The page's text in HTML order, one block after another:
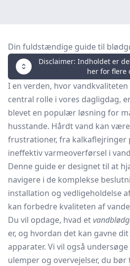
Din fuldstændige guide til
Disclaimer: Indholdet er
her for flere
I en verden, hvor
central rolle i vores dagligdag,
blevet en populær løsning for
husstande. Hårdt vand kan
frustrationer, fra kalkaflejringer
ineffektiv varmeoverførsel i
Denne guide er designet til at
navigere i de komplekse
installation og vedligeholdelse
kan forbedre kvaliteten af
Du vil opdage, hvad et
er, og hvordan det kan gavne
apparater. Vi vil også
ulemper og overvejelser, du